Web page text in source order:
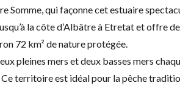
Somme, qui façonne cet estuaire
la côte d’Albâtre à Etretat et offre
72 km² de nature protégée.
pleines mers et deux basses mers
Ce territoire est idéal pour la pêche